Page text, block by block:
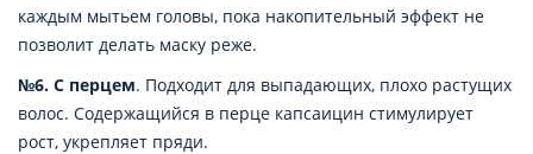
каждым мытьем головы, пока накопительный эффект не
позволит делать маску реже.
№6. С перцем. Подходит для выпадающих, плохо растущих
волос. Содержащийся в перце капсаицин стимулирует
рост, укрепляет пряди.